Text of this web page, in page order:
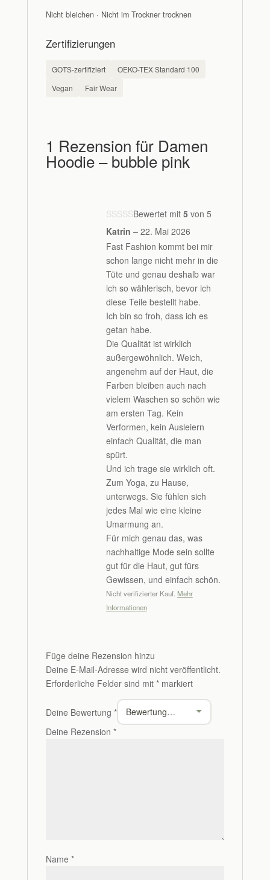
Nicht bleichen · Nicht im Trockner trocknen
Zertifizierungen
GOTS-zertifiziert
OEKO-TEX Standard 100
Vegan
Fair Wear
1 Rezension für Damen
Hoodie – bubble pink
Bewertet mit 5von 5
Katrin – 22. Mai 2026
Fast Fashion kommt bei mir
schon lange nicht mehr in die
Tüte und genau deshalb war
ich so wählerisch, bevor ich
diese Teile bestellt habe.
Ich bin so froh, dass ich es
getan habe.
Die Qualität ist wirklich
außergewöhnlich. Weich,
angenehm auf der Haut, die
Farben bleiben auch nach
vielem Waschen so schön wie
am ersten Tag. Kein
Verformen, kein Ausleiern
einfach Qualität, die man
spürt.
Und ich trage sie wirklich oft.
Zum Yoga, zu Hause,
unterwegs. Sie fühlen sich
jedes Mal wie eine kleine
Umarmung an.
Für mich genau das, was
nachhaltige Mode sein sollte
gut für die Haut, gut fürs
Gewissen, und einfach schön.
Nicht verifizierter Kauf. Mehr
Informationen
Füge deine Rezension hinzu
Deine E-Mail-Adresse wird nicht veröffentlicht.
Erforderliche Felder sind mit *markiert
Deine Bewertung *
Deine Rezension *
Name *